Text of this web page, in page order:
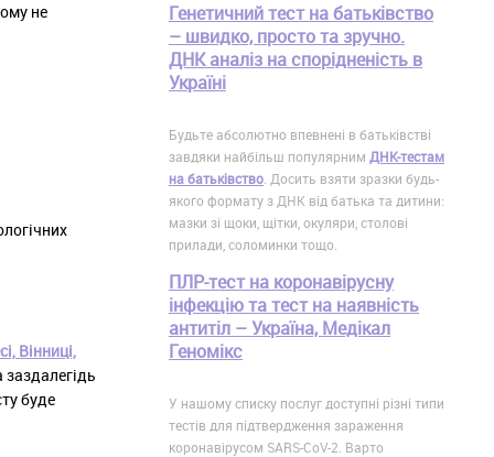
не
Вінниці,
буде
Генетичний тест на батьківство
– швидко, просто та зручно.
ДНК аналіз на спорідненість в
Україні
Будьте абсолютно впевнені в батьківстві
завдяки найбільш популярним ДНК-тестам
на батьківство . Досить взяти зразки будь-
якого формату з ДНК від батька та дитини:
мазки зі щоки, щітки, окуляри, столові
прилади, соломинки тощо.
ПЛР-тест на коронавірусну
інфекцію та тест на наявність
антитіл – Україна, Медікал
Геномікс
У нашому списку послуг доступні різні типи
тестів для підтвердження зараження
коронавірусом SARS-CoV-2. Варто